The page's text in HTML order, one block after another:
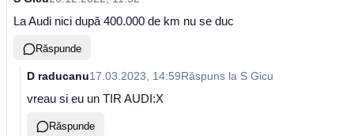
La Audi nici după 400.000 de km nu se duc
Răspunde
D raducanu17.03.2023, 14:59Răspuns la S Gicu
vreau si eu un TIR AUDI:X
Răspunde